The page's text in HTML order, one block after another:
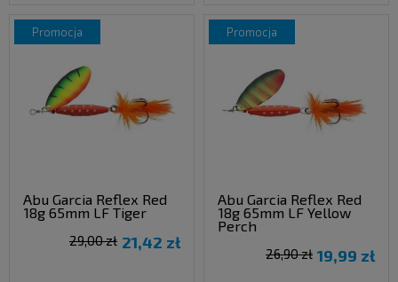
Abu Garcia Reflex Red
18g 65mm LF Tiger
21,42 zł
29,00 zł
promocja
Abu Garcia Reflex Red
18g 65mm LF Yellow
Perch
19,99 zł
26,90 zł
promocja